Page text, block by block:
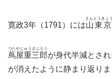
寛政3年（1791）には山東
さんとうきょ
蔦屋重三郎
つたやじゅうざぶろう
が身代半減とさ
が消えたように静まり返りま